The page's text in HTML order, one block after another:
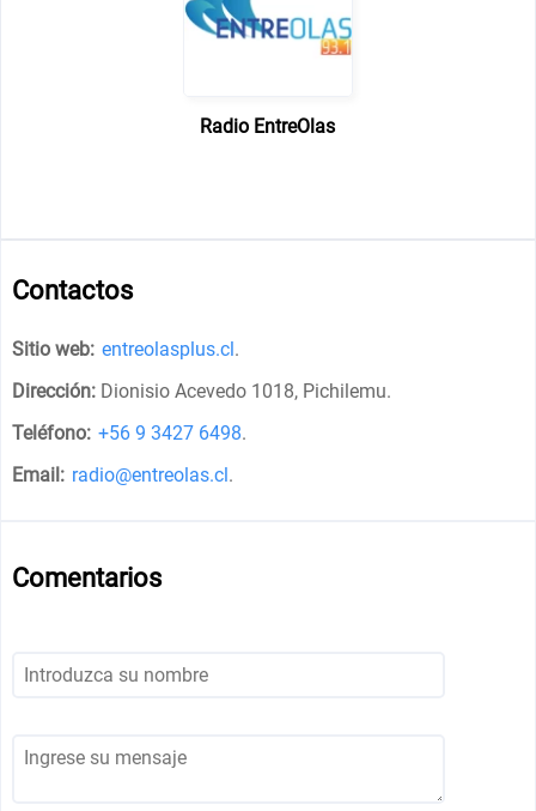
Radio EntreOlas
Contactos
Sitio web: entreolasplus.cl.
Dirección: Dionisio Acevedo 1018, Pichilemu.
Teléfono: +56 9 3427 6498.
Email: radio@entreolas.cl.
Comentarios